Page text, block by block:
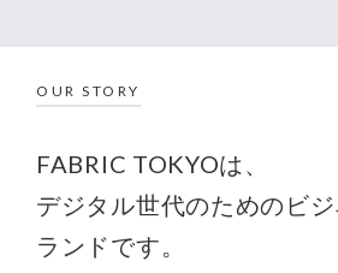
OUR STORY
FABRIC TOKYOは、
デジタル世代のためのビ
ランドです。